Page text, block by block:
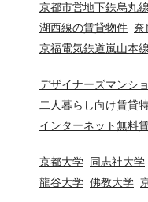
京都市営地下鉄烏丸
湖西線の賃貸物件 奈
京福電気鉄道嵐山本
デザイナーズマンシ
二人暮らし向け賃貸
インターネット無料
京都大学 同志社大学
龍谷大学 佛教大学